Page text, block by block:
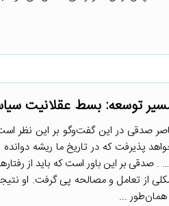
توسعه: بسط عقلانیت
صدقی در این گفت‌وگو بر این نظر
پذیرفت که در تاریخ ما ریشه دوانده
. صدقی بر این باور است که باید از
از تعامل و مصالحه پی گرفت. او
‌همان‌طور ...